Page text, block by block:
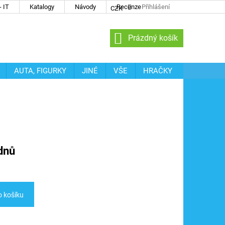
IT Katalogy Návody Recenze
CZK Přihlášení
NÁKUPNÍ
KOŠÍK
Prázdný košík
AUTA, FIGURKY JINÉ VŠE HRAČKY
košíku